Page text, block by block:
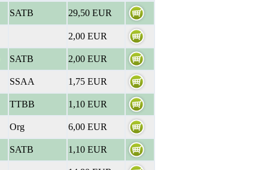
SATB
29,50 EUR
2,00 EUR
SATB
2,00 EUR
SSAA
1,75 EUR
TTBB
1,10 EUR
Org
6,00 EUR
SATB
1,10 EUR